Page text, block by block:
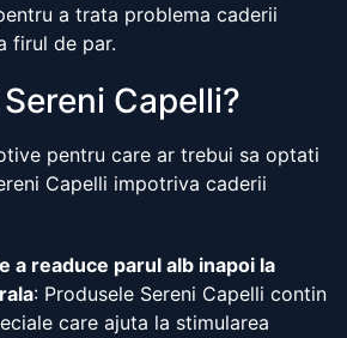
a trata problema caderii
firul de par.
Capelli?
pentru care ar trebui sa optati
Capelli impotriva caderii
a readuce parul alb inapoi la
: Produsele Sereni Capelli contin
care ajuta la stimularea